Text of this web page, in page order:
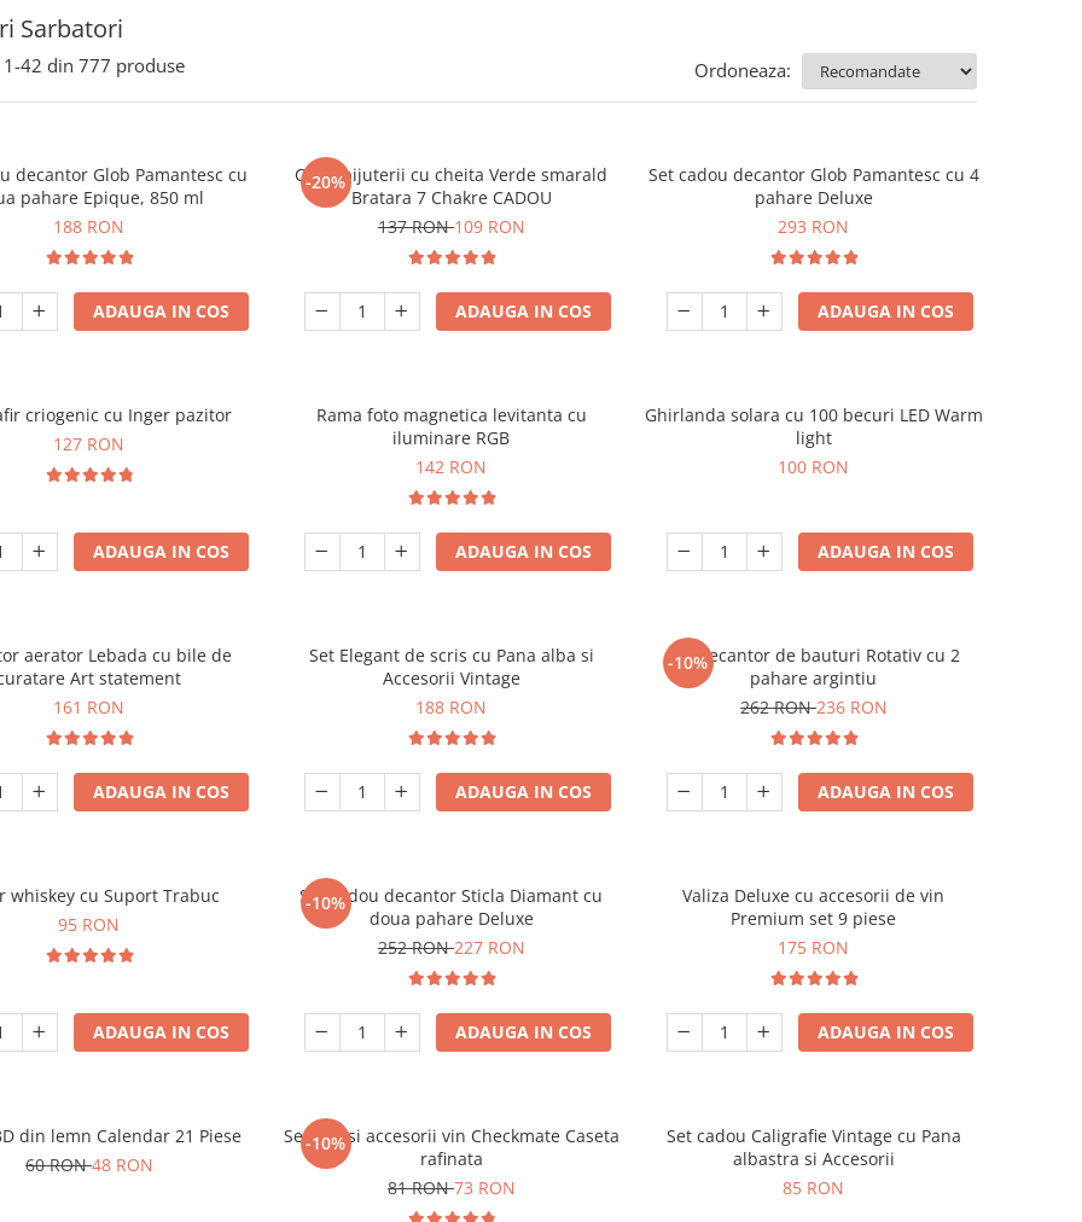
Sarbatori
1-42 din 777 produse Ordoneaza:
decantor Glob Pamantesc cu
pahare Epique, 850 ml
188 RON
ADAUGA IN COS
-20%
Cutie bijuterii cu cheita Verde smarald
Bratara 7 Chakre CADOU
137 RON109 RON
ADAUGA IN COS
Set cadou decantor Glob Pamantesc cu 4
pahare Deluxe
293 RON
ADAUGA IN COS
criogenic cu Inger pazitor
127 RON
ADAUGA IN COS
Rama foto magnetica levitanta cu
iluminare RGB
142 RON
ADAUGA IN COS
Ghirlanda solara cu 100 becuri LED Warm
light
100 RON
ADAUGA IN COS
aerator Lebada cu bile de
Art statement
161 RON
ADAUGA IN COS
Set Elegant de scris cu Pana alba si
Accesorii Vintage
188 RON
ADAUGA IN COS
-10%
Set Decantor de bauturi Rotativ cu 2
pahare argintiu
262 RON236 RON
ADAUGA IN COS
whiskey cu Suport Trabuc
95 RON
ADAUGA IN COS
-10%
Set cadou decantor Sticla Diamant cu
doua pahare Deluxe
252 RON227 RON
ADAUGA IN COS
Valiza Deluxe cu accesorii de vin
Premium set 9 piese
175 RON
ADAUGA IN COS
din lemn Calendar 21 Piese
60 RON48 RON
-10%
Set sah si accesorii vin Checkmate Caseta
rafinata
81 RON73 RON
Set cadou Caligrafie Vintage cu Pana
albastra si Accesorii
85 RON